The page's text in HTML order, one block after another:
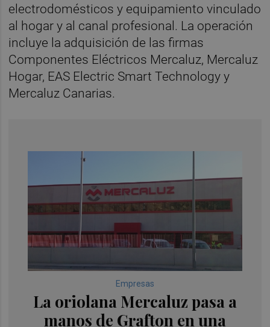
electrodomésticos y equipamiento vinculado
al hogar y al canal profesional. La operación
incluye la adquisición de las firmas
Componentes Eléctricos Mercaluz, Mercaluz
Hogar, EAS Electric Smart Technology y
Mercaluz Canarias.
Empresas
La oriolana Mercaluz pasa a
manos de Grafton en una